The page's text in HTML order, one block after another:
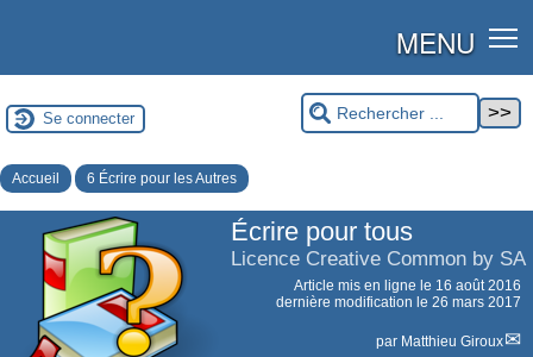
MENU
Se connecter
Accueil 6 Écrire pour les Autres
Écrire pour tous
Licence Creative Common by SA
Article mis en ligne le 16 août 2016
dernière modification le 26 mars 2017
par Matthieu Giroux